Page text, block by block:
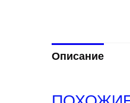
Описание